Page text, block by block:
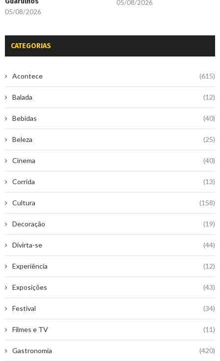
05/08/2026
05/08/2026
CATEGORIAS
Acontece (615)
Balada (12)
Bebidas (40)
Beleza (25)
Cinema (40)
Corrida (13)
Cultura (158)
Decoração (19)
Divirta-se (44)
Experiência (12)
Exposições (43)
Festival (34)
Filmes e TV (11)
Gastronomia (420)